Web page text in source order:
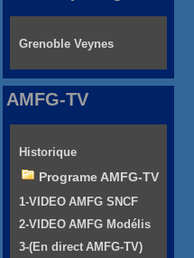
Grenoble Veynes
AMFG-TV
Historique
Programe AMFG-TV
1-VIDEO AMFG SNCF
2-VIDEO AMFG Modélis
3-(En direct AMFG-TV)